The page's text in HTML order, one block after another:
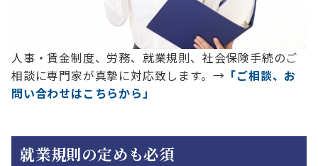
人事・賃金制度、労務、就業規則、社会保険手続のご
相談に専門家が真摯に対応致します。→ 「ご相談、お
問い合わせはこちらから」
就業規則の定めも必須